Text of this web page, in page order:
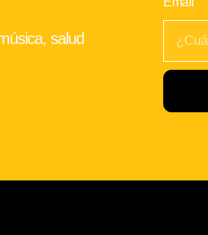
salud